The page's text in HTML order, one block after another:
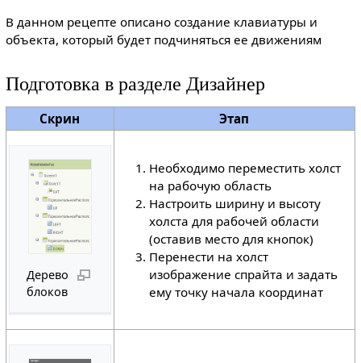
В данном рецепте описано создание клавиатуры и
объекта, который будет подчиняться ее движениям
Подготовка в разделе Дизайнер
Скрин Этап
Дерево
блоков
Необходимо переместить холст
на рабочую область
Настроить ширину и высоту
холста для рабочей области
(оставив место для кнопок)
Перенести на холст
изображение спрайта и задать
ему точку начала координат